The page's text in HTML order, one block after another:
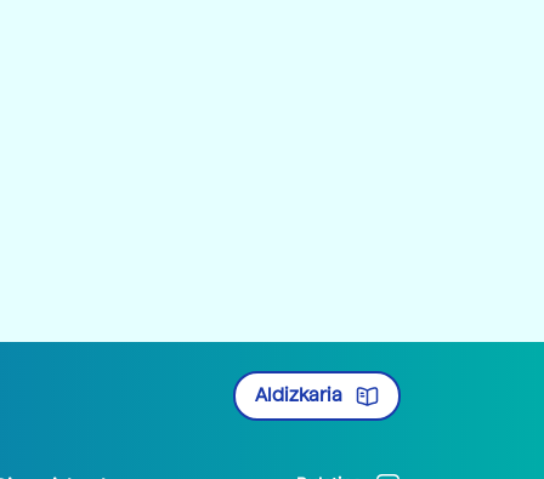
Aldizkaria